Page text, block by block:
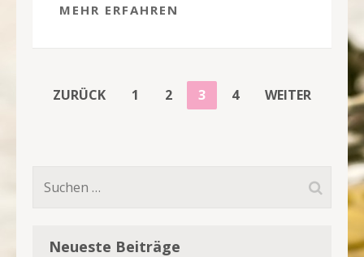
MEHR ERFAHREN
SEITENNUMMERIERUNG
ZURÜCK SEITE
1 SEITE
2 SEITE
3 SEITE
4 WEITER
Suchen
Neueste Beiträge